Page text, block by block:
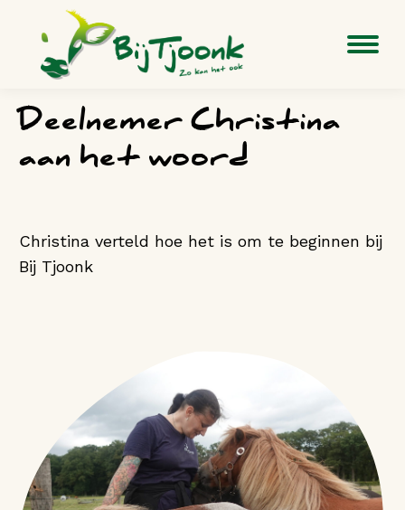
Deelnemer Christina
aan het woord
Christina verteld hoe het is om te beginnen bij
Bij Tjoonk